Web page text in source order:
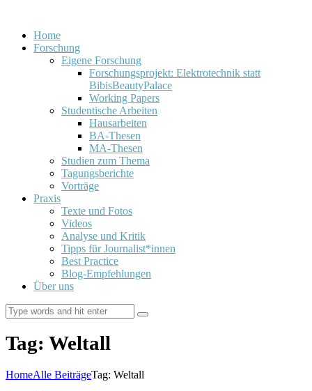
Home
Forschung
Eigene Forschung
Forschungsprojekt: Elektrotechnik statt
BibisBeautyPalace
Working Papers
Studentische Arbeiten
Hausarbeiten
BA-Thesen
MA-Thesen
Studien zum Thema
Tagungsberichte
Vorträge
Praxis
Texte und Fotos
Videos
Analyse und Kritik
Tipps für Journalist*innen
Best Practice
Blog-Empfehlungen
Über uns
Tag: Weltall
HomeAlle BeiträgeTag: Weltall